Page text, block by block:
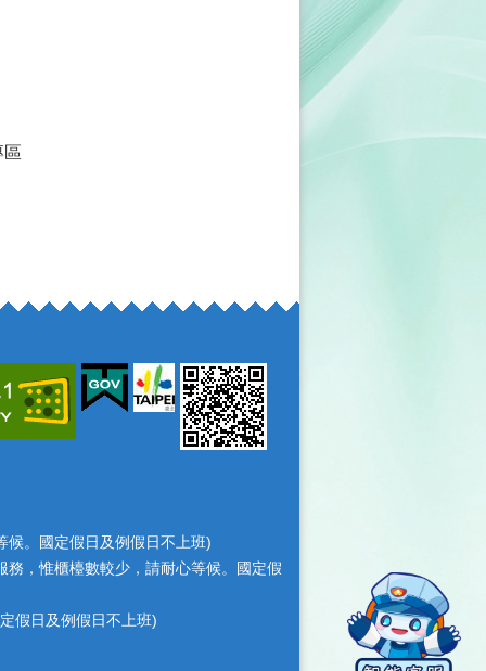
區
。國定假日及例假日不上班)
，惟櫃檯數較少，請耐心等候。國定假
假日及例假日不上班)